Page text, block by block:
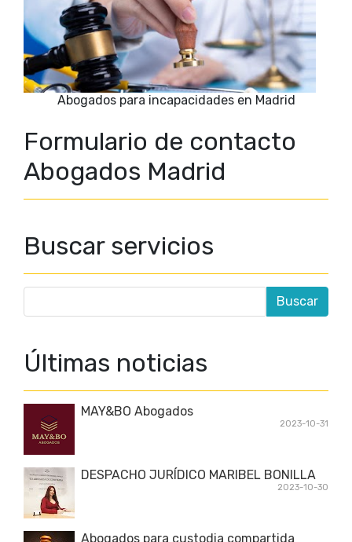
Abogados para incapacidades en Madrid
Formulario de contacto
Abogados Madrid
Buscar servicios
Últimas noticias
MAY&BO Abogados
2023-10-31
DESPACHO JURÍDICO MARIBEL BONILLA
2023-10-30
Abogados para custodia compartida